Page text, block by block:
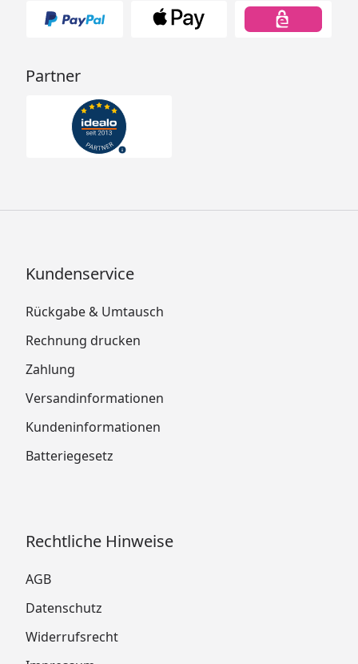
Partner
Kundenservice
Rückgabe & Umtausch
Rechnung drucken
Zahlung
Versandinformationen
Kundeninformationen
Batteriegesetz
Rechtliche Hinweise
AGB
Datenschutz
Widerrufsrecht